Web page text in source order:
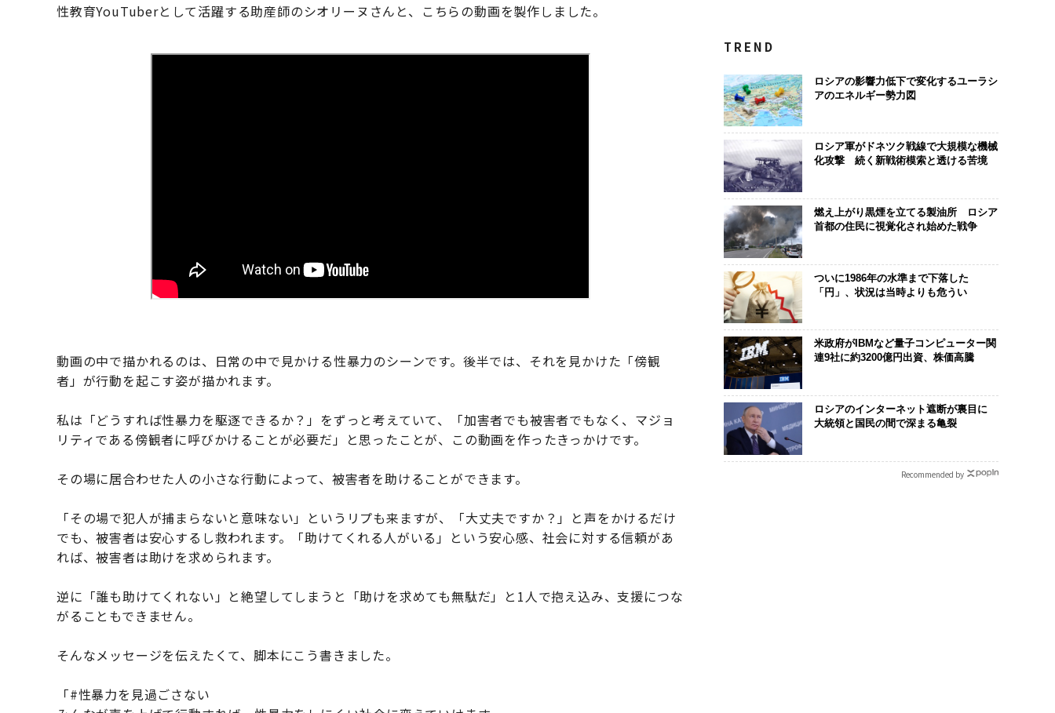
性教育YouTuberとして活躍する助産師のシオリーヌさんと、こちらの動画を製作しました。
動画の中で描かれるのは、日常の中で見かける性暴力のシーンです。後半では、それを見かけた「傍観
者」が行動を起こす姿が描かれます。
私は「どうすれば性暴力を駆逐できるか？」をずっと考えていて、「加害者でも被害者でもなく、マジョ
リティである傍観者に呼びかけることが必要だ」と思ったことが、この動画を作ったきっかけです。
その場に居合わせた人の小さな行動によって、被害者を助けることができます。
「その場で犯人が捕まらないと意味ない」というリプも来ますが、「大丈夫ですか？」と声をかけるだけ
でも、被害者は安心するし救われます。「助けてくれる人がいる」という安心感、社会に対する信頼があ
れば、被害者は助けを求められます。
逆に「誰も助けてくれない」と絶望してしまうと「助けを求めても無駄だ」と1人で抱え込み、支援につな
がることもできません。
そんなメッセージを伝えたくて、脚本にこう書きました。
「#性暴力を見過ごさない
TREND
ロシアの影響力低下で変化するユーラシ
アのエネルギー勢力図
ロシア軍がドネツク戦線で大規模な機械
化攻撃 続く新戦術模索と透ける苦境
燃え上がり黒煙を立てる製油所 ロシア
首都の住民に視覚化され始めた戦争
ついに1986年の水準まで下落した
「円」、状況は当時よりも危うい
米政府がIBMなど量子コンピューター関
連9社に約3200億円出資、株価高騰
ロシアのインターネット遮断が裏目に
大統領と国民の間で深まる亀裂
Recommended by